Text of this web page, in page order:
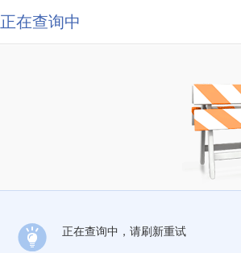
正在查询中
正在查询中，请刷新重试